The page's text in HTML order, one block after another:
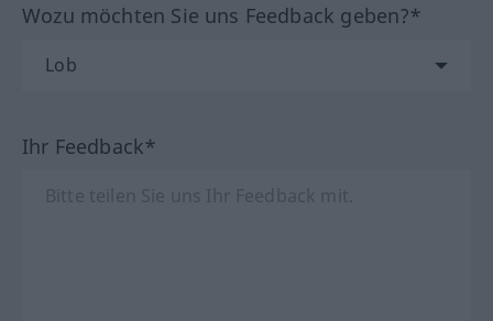
Wozu möchten Sie uns Feedback geben?*
Ihr Feedback*